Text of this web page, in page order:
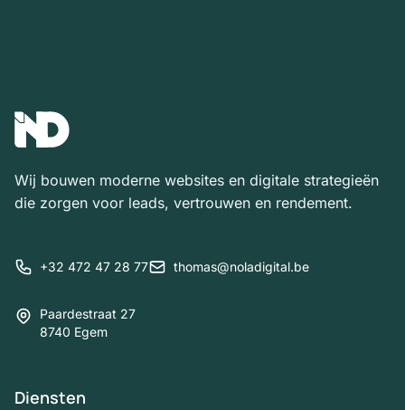
Wij bouwen moderne websites en digitale strategieën
die zorgen voor leads, vertrouwen en rendement.
+32 472 47 28 77 thomas@noladigital.be
Paardestraat 27
8740 Egem
Diensten